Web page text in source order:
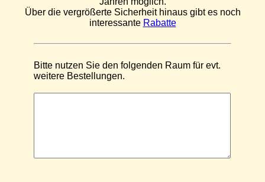
Über die vergrößerte Sicherheit hinaus gibt es noch
interessante Rabatte
Bitte nutzen Sie den folgenden Raum für evt.
weitere Bestellungen.